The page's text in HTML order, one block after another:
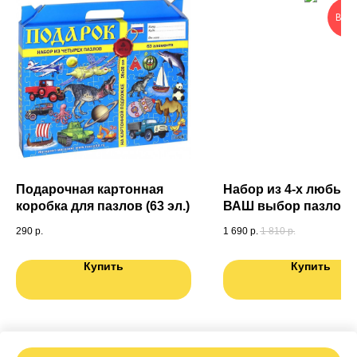
Подарочная картонная
коробка для пазлов (63 эл.)
290 р.
Купить
Набор из 4-х любых
ВАШ выбор пазлов
1 690 р. 1 810 р.
Купить